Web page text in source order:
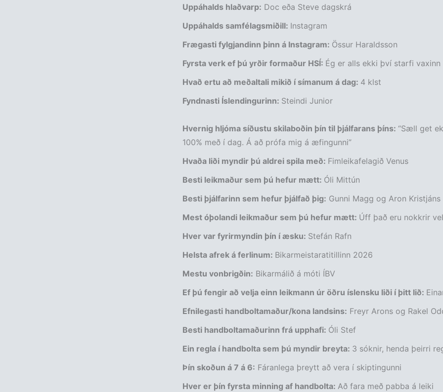
Uppáhalds hlaðvarp: Doc eða Steve dagskrá
Uppáhalds samfélagsmiðill: Instagram
Frægasti fylgjandinn þinn á Instagram: Össur Haraldsson
Fyrsta verk ef þú yrðir formaður HSÍ: Ég er alls ekki því starfi vaxinn
Hvað ertu að meðaltali mikið í símanum á dag: 4 klst
Fyndnasti Íslendingurinn: Steindi Junior
Hvernig hljóma síðustu skilaboðin þín til þjálfarans þíns: “Sæll get
100% með í dag. Á að prófa mig á æfingunni”
Hvaða liði myndir þú aldrei spila með: Fimleikafelagið Venus
Besti leikmaður sem þú hefur mætt: Óli Mittún
Besti þjálfarinn sem hefur þjálfað þig: Gunni Magg og Aron Kristjáns
Mest óþolandi leikmaður sem þú hefur mætt: Úff það eru nokkrir
Hver var fyrirmyndin þín í­ æsku: Stefán Rafn
Helsta afrek á ferlinum: Bikarmeistaratitillinn 2026
Mestu vonbrigðin: Bikarmálið á móti ÍBV
Ef þú fengir að velja einn leikmann úr öðru íslensku liði í þitt lið:
Efnilegasti handboltamaður/kona landsins: Freyr Arons og Rakel
Besti handboltamaðurinn frá upphafi: Óli Stef
Ein regla í handbolta sem þú myndir breyta: 3 sóknir, henda þeirri
Þín skoðun á 7 á 6: Fáranlega þreytt að vera í skiptingunni
Hver er þín fyrsta minning af handbolta: Að fara með pabba á leiki